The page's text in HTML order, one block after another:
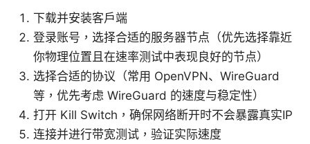
下载并安装客户端
登录账号，选择合适的服务器节点（优先选择靠近
你物理位置且在速率测试中表现良好的节点）
选择合适的协议（常用 OpenVPN、WireGuard
等，优先考虑 WireGuard 的速度与稳定性）
打开 Kill Switch，确保网络断开时不会暴露真实IP
连接并进行带宽测试，验证实际速度